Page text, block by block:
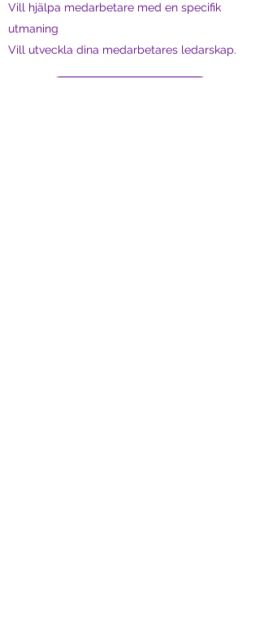
Vill hjälpa medarbetare med en specifik
utmaning
Vill utveckla dina medarbetares ledarskap.